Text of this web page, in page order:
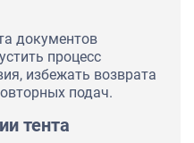
документов
процесс
избежать возврата
подач.
тента